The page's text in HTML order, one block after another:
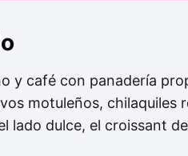
y café con panadería
motuleños, chilaquiles
lado dulce, el croissant